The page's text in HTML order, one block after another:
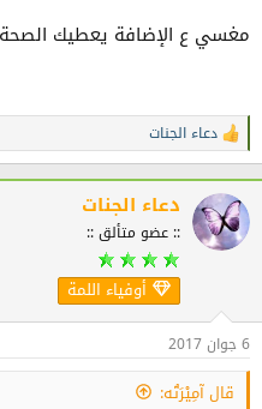
مغسي ع الإضافة يعطيك الصحة
ا
ل
ت
ف
ا
ع
دعاء الجنات
دعاء الجنات
:: عضو متألق ::
أوفياء اللمة
6 جوان 2017
قال آمِيْرَتُه: